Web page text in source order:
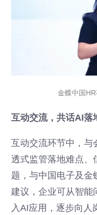
金蝶中国
互动交流，共话AI落
互动交流环节中，与
透式监管落地难点、
题，与中国电子及金
建议，企业可从智能
入AI应用，逐步向人